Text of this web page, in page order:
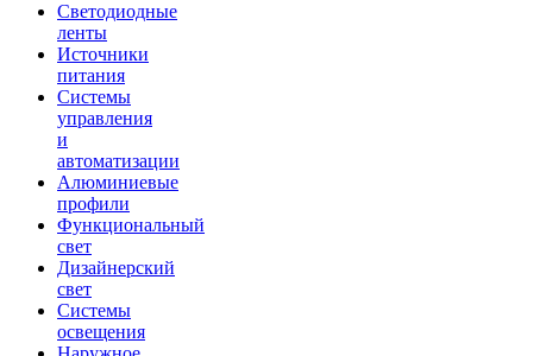
Светодиодные
ленты
Источники
питания
Системы
управления
и
автоматизации
Алюминиевые
профили
Функциональный
свет
Дизайнерский
свет
Системы
освещения